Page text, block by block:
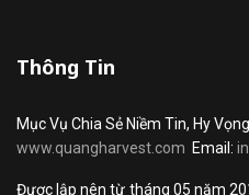
Thông Tin
Mục Vụ Chia Sẻ Niềm Tin, Hy
www.quangharvest.com Email:
Được lập nên từ tháng 05 năm